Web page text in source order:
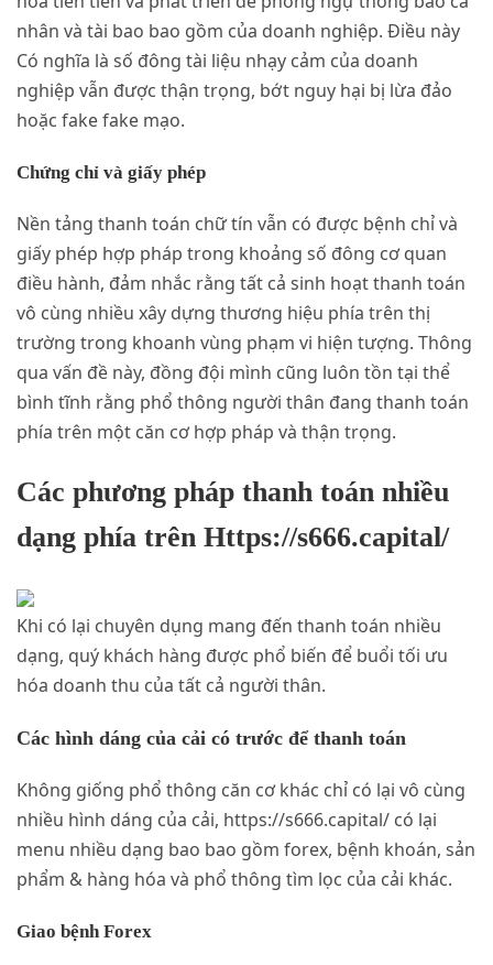
nhân và tài bao bao gồm của doanh nghiệp. Điều này
Có nghĩa là số đông tài liệu nhạy cảm của doanh
nghiệp vẫn được thận trọng, bớt nguy hại bị lừa đảo
hoặc fake fake mạo.
Chứng chỉ và giấy phép
Nền tảng thanh toán chữ tín vẫn có được bệnh chỉ và
giấy phép hợp pháp trong khoảng số đông cơ quan
điều hành, đảm nhắc rằng tất cả sinh hoạt thanh toán
vô cùng nhiều xây dựng thương hiệu phía trên thị
trường trong khoanh vùng phạm vi hiện tượng. Thông
qua vấn đề này, đồng đội mình cũng luôn tồn tại thể
bình tĩnh rằng phổ thông người thân đang thanh toán
phía trên một căn cơ hợp pháp và thận trọng.
Các phương pháp thanh toán nhiều
dạng phía trên Https://s666.capital/
Khi có lại chuyên dụng mang đến thanh toán nhiều
dạng, quý khách hàng được phổ biến để buổi tối ưu
hóa doanh thu của tất cả người thân.
Các hình dáng của cải có trước để thanh toán
Không giống phổ thông căn cơ khác chỉ có lại vô cùng
nhiều hình dáng của cải, https://s666.capital/ có lại
menu nhiều dạng bao bao gồm forex, bệnh khoán, sản
phẩm & hàng hóa và phổ thông tìm lọc của cải khác.
Giao bệnh Forex